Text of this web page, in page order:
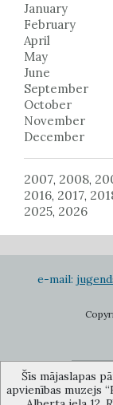
January
February
April
May
June
September
October
November
December
2007, 2008,
2016, 2017,
2025, 2026
e-mail:
Šīs mājaslapas
apvienības muzejs